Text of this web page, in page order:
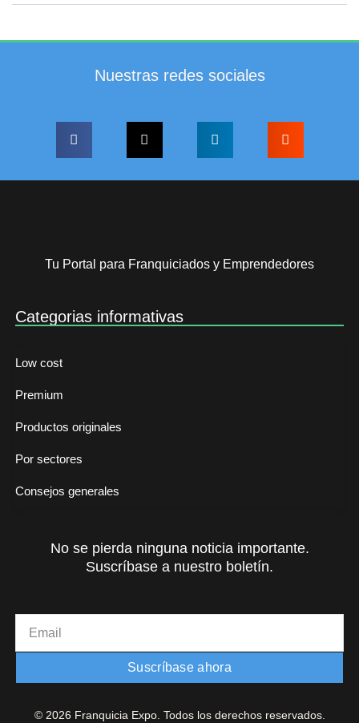
Nuestras redes sociales
Tu Portal para Franquiciados y Emprendedores
Categorias informativas
Low cost
Premium
Productos originales
Por sectores
Consejos generales
No se pierda ninguna noticia importante.
Suscríbase a nuestro boletín.
Suscríbase ahora
© 2026 Franquicia Expo. Todos los derechos reservados.